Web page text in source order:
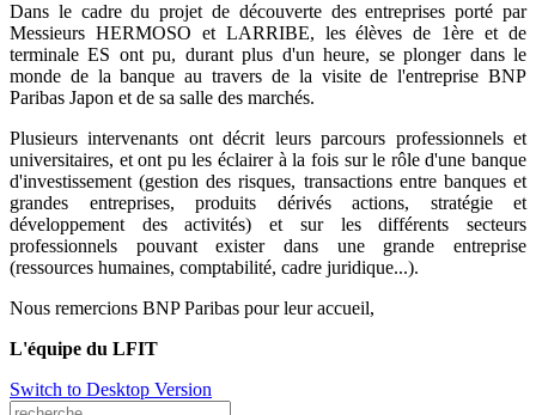
Dans le cadre du projet de découverte des entreprises porté par
Messieurs HERMOSO et LARRIBE, les élèves de 1ère et de
terminale ES ont pu, durant plus d'un heure, se plonger dans le
monde de la banque au travers de la visite de l'entreprise BNP
Paribas Japon et de sa salle des marchés.
Plusieurs intervenants ont décrit leurs parcours professionnels et
universitaires, et ont pu les éclairer à la fois sur le rôle d'une banque
d'investissement (gestion des risques, transactions entre banques et
grandes entreprises, produits dérivés actions, stratégie et
développement des activités) et sur les différents secteurs
professionnels pouvant exister dans une grande entreprise
(ressources humaines, comptabilité, cadre juridique...).
Nous remercions BNP Paribas pour leur accueil,
L'équipe du LFIT
Switch to Desktop Version